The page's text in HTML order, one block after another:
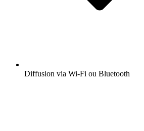
Diffusion via Wi-Fi ou Bluetooth